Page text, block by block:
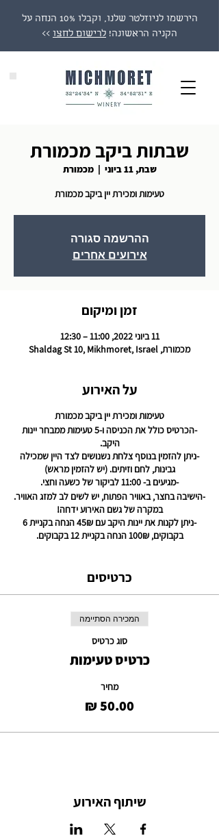
הירשמו לניוזלטר שלנו, וקבלו 10% הנחה על
הקניה הראשונה! לרישום לחצו >>
שבתות ביקב מכמורת
שבת, 11 ביוני
  |
מכמורת
טעימות ומכירת יין ביקב מכמורת
ההרשמה סגורה
אירועים אחרים
זמן ומיקום
11 ביוני 2022, 11:00 – 12:30
מכמורת, Shaldag St 10, Mikhmoret, Israel
על האירוע
טעימות ומכירת יין ביקב מכמורת
-הכרטיס כולל את הכניסה ו-5 טעימות ממבחר יינות
היקב.
-ניתן להזמין בנוסף צלחת נשנושים לצד היין שמכילה
גבינות, לחם וזיתים. (יש להזמין מראש)
-מגיעים ב- 11:00 לביקור של כשעה וחצי.
-הישיבה בחצר, באוויר הפתוח, יש לשים לב למזג האוויר.
במקרה של גשם האירוע ידחה!
-
ניתן לקנות את יינות היקב עם 45₪ הנחה בקניית 6
בקבוקים, 100₪ הנחה בקניית 12 בקבוקים.
כרטיסים
המכירה הסתיימה
סוג כרטיס
כרטיס טעימות
מחיר
שיתוף האירוע